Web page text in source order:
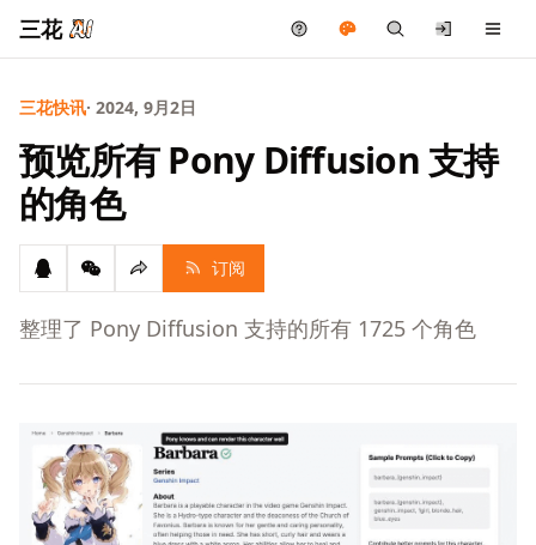
三花
三花快讯· 2024, 9月2日
预览所有 Pony Diffusion 支持
的角色
订阅
整理了 Pony Diffusion 支持的所有 1725 个角色